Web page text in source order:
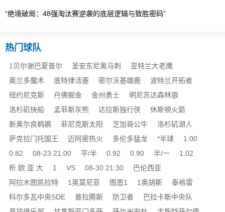
“绝境破局：48强淘汰赛逆袭的底层逻辑与致胜密码”
热门球队
1贝尔谢巴夏普尔 圣安东尼奥马刺
亚特兰大老鹰
奥兰多魔术
底特律活塞 密尔沃基雄鹿
波特兰开拓者
纽约尼克斯
丹佛掘金 金州勇士
明尼苏达森林狼
洛杉矶快船
孟菲斯灰熊 达拉斯独行侠
休斯顿火箭
新奥尔良鹈鹕
菲尼克斯太阳 芝加哥公牛
洛杉矶湖人
萨克拉门托国王
迈阿密热火 多伦多猛龙 *半球
1.00
0.82
08-23 21:00 平/半 0.92 0.90 半/一
1.02
析 欧 亚 大
1 VS 08-30 21:30
巴伦西亚
阿拉木图凯拉特
1奥莫尼亚 图恩1 1奥胡斯
泰格雷
科尔多瓦中央SDE
普拉腾斯 防卫者
巴拉卡斯中央队